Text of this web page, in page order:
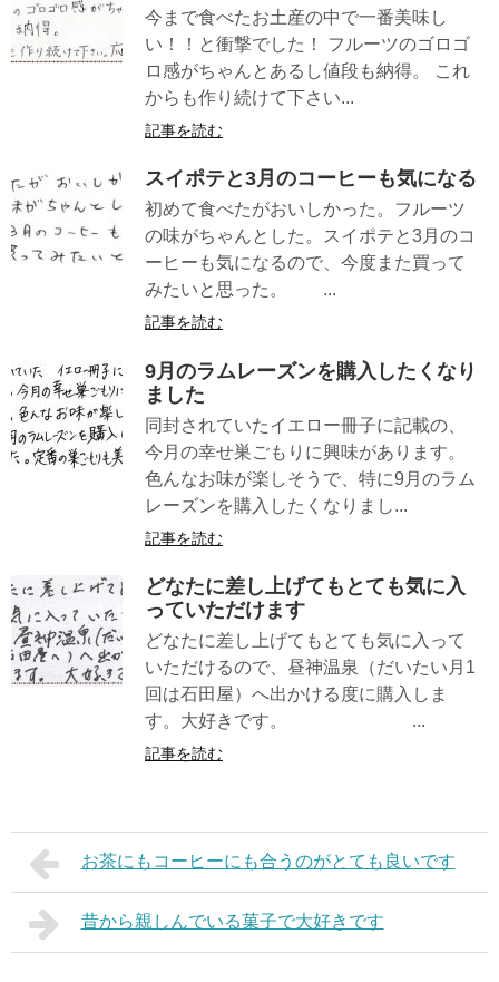
今まで食べたお土産の中で一番美味し
い！！と衝撃でした！ フルーツのゴロゴ
ロ感がちゃんとあるし値段も納得。 これ
からも作り続けて下さい...
記事を読む
スイポテと3月のコーヒーも気になる
初めて食べたがおいしかった。フルーツ
の味がちゃんとした。スイポテと3月のコ
ーヒーも気になるので、今度また買って
みたいと思った。 ...
記事を読む
9月のラムレーズンを購入したくなり
ました
同封されていたイエロー冊子に記載の、
今月の幸せ巣ごもりに興味があります。
色んなお味が楽しそうで、特に9月のラム
レーズンを購入したくなりまし...
記事を読む
どなたに差し上げてもとても気に入
っていただけます
どなたに差し上げてもとても気に入って
いただけるので、昼神温泉（だいたい月1
回は石田屋）へ出かける度に購入しま
す。大好きです。 ...
記事を読む
お茶にもコーヒーにも合うのがとても良いです
昔から親しんでいる菓子で大好きです